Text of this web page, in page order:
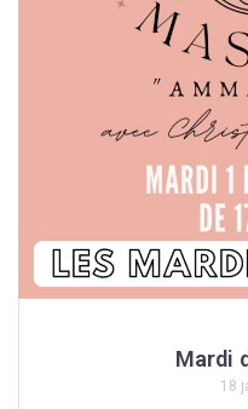
Mardi
18